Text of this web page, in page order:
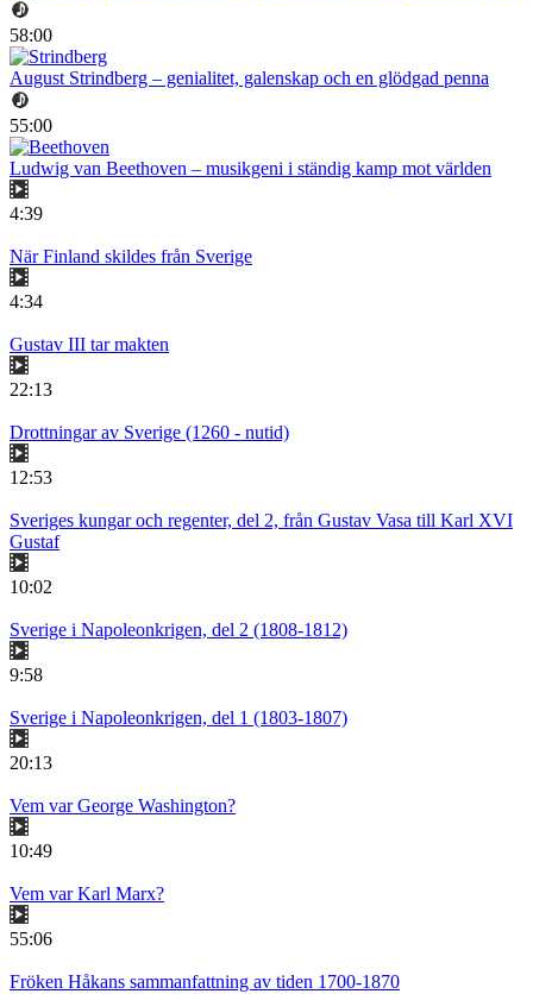
58:00
August Strindberg – genialitet, galenskap och en glödgad penna
55:00
Ludwig van Beethoven – musikgeni i ständig kamp mot världen
4:39
När Finland skildes från Sverige
4:34
Gustav III tar makten
22:13
Drottningar av Sverige (1260 - nutid)
12:53
Sveriges kungar och regenter, del 2, från Gustav Vasa till Karl XVI
Gustaf
10:02
Sverige i Napoleonkrigen, del 2 (1808-1812)
9:58
Sverige i Napoleonkrigen, del 1 (1803-1807)
20:13
Vem var George Washington?
10:49
Vem var Karl Marx?
55:06
Fröken Håkans sammanfattning av tiden 1700-1870